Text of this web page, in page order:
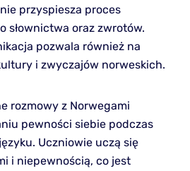
przyspiesza proces
słownictwa oraz zwrotów.
pozwala również na
i zwyczajów norweskich.
rozmowy z Norwegami
pewności siebie podczas
Uczniowie uczą się
i niepewnością, co jest